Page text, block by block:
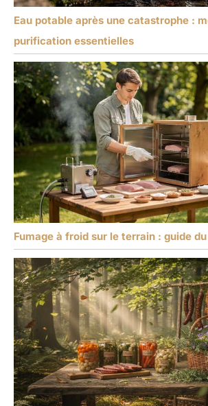
Eau potable après une catastrophe :
purification essentielles
Fumage à froid sur le terrain : guide